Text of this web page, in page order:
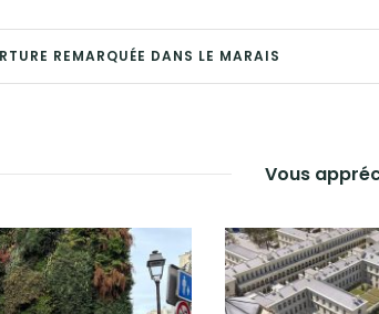
REMARQUÉE DANS LE MARAIS
Vous